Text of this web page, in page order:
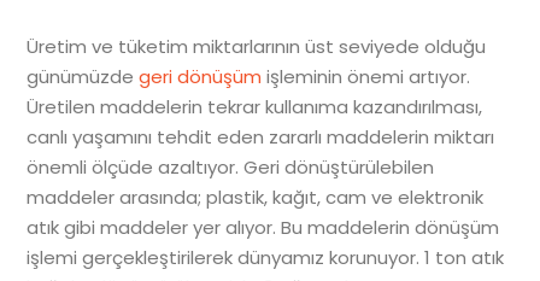
Üretim ve tüketim miktarlarının üst seviyede olduğu
günümüzde geri dönüşüm işleminin önemi artıyor.
Üretilen maddelerin tekrar kullanıma kazandırılması,
canlı yaşamını tehdit eden zararlı maddelerin miktarı
önemli ölçüde azaltıyor. Geri dönüştürülebilen
maddeler arasında; plastik, kağıt, cam ve elektronik
atık gibi maddeler yer alıyor. Bu maddelerin dönüşüm
işlemi gerçekleştirilerek dünyamız korunuyor. 1 ton atık